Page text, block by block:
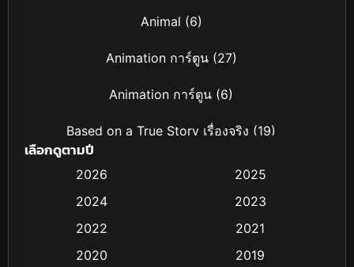
Animal (6)
Animation การ์ตูน(27)
Animation การ์ตูน (6)
Based on a True Story เรื่องจริง (19)
Biography ชีวิตจริง (16)
เลือกดูตามปี
2026
2025
2024
2023
2022
2021
2020
2019